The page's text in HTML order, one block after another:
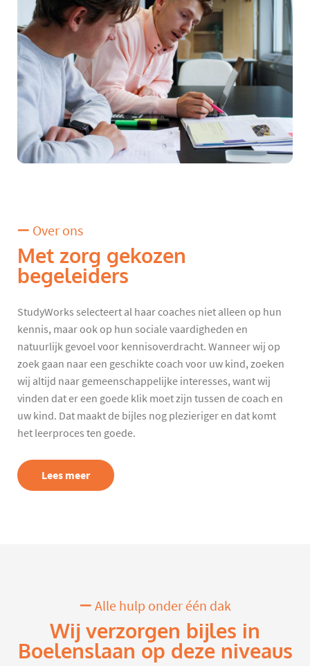
Over ons
Met zorg gekozen
begeleiders
StudyWorks selecteert al haar coaches niet alleen op hun
kennis, maar ook op hun sociale vaardigheden en
natuurlijk gevoel voor kennisoverdracht. Wanneer wij op
zoek gaan naar een geschikte coach voor uw kind, zoeken
wij altijd naar gemeenschappelijke interesses, want wij
vinden dat er een goede klik moet zijn tussen de coach en
uw kind. Dat maakt de bijles nog plezieriger en dat komt
het leerproces ten goede.
Lees meer
Alle hulp onder één dak
Wij verzorgen bijles in
Boelenslaan op deze niveaus